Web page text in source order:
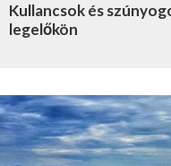
Kullancsok és
legelőkön